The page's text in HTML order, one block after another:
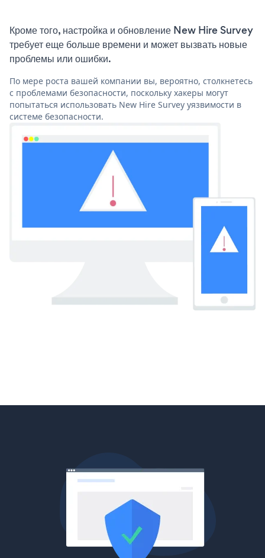
Кроме того, настройка и обновление New Hire Survey
требует еще больше времени и может вызвать новые
проблемы или ошибки.
По мере роста вашей компании вы, вероятно, столкнетесь
с проблемами безопасности, поскольку хакеры могут
попытаться использовать New Hire Survey уязвимости в
системе безопасности.